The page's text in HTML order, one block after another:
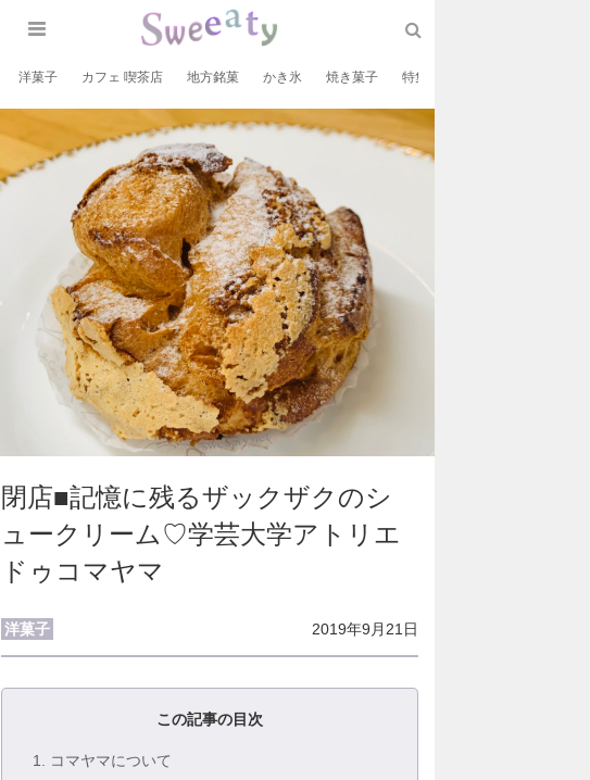
洋菓子 カフェ 喫茶店 地方銘菓 かき氷 焼き菓子 特集
閉店■記憶に残るザックザクのシ
ュークリーム♡学芸大学アトリエ
ドゥコマヤマ
洋菓子 2019年9月21日
この記事の目次
1
. コマヤマについて